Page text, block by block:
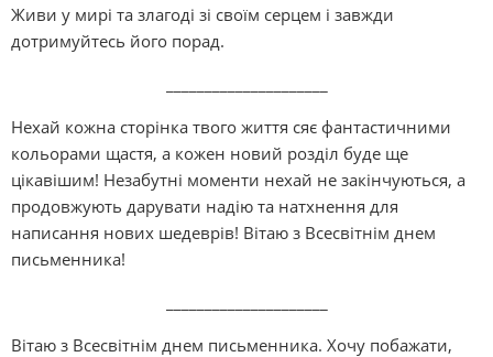
Живи у мирі та злагоді зі своїм серцем і завжди
дотримуйтесь його порад.
Нехай кожна сторінка твого життя сяє фантастичними
кольорами щастя, а кожен новий розділ буде ще
цікавішим! Незабутні моменти нехай не закінчуються, а
продовжують дарувати надію та натхнення для
написання нових шедеврів! Вітаю з Всесвітнім днем
письменника!
Вітаю з Всесвітнім днем письменника. Хочу побажати,